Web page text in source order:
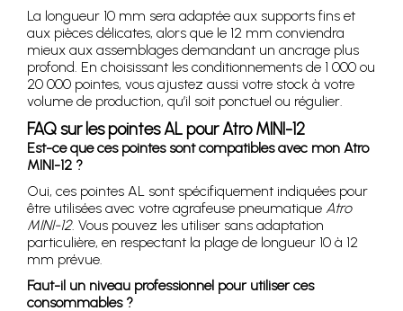
La longueur 10 mm sera adaptée aux supports fins et
aux pièces délicates, alors que le 12 mm conviendra
mieux aux assemblages demandant un ancrage plus
profond. En choisissant les conditionnements de 1 000 ou
20 000 pointes, vous ajustez aussi votre stock à votre
volume de production, qu’il soit ponctuel ou régulier.
FAQ sur les pointes AL pour Atro MINI-12
Est-ce que ces pointes sont compatibles avec mon Atro
MINI-12 ?
Oui, ces pointes AL sont spécifiquement indiquées pour
être utilisées avec votre agrafeuse pneumatique Atro
MINI-12. Vous pouvez les utiliser sans adaptation
particulière, en respectant la plage de longueur 10 à 12
mm prévue.
Faut-il un niveau professionnel pour utiliser ces
consommables ?